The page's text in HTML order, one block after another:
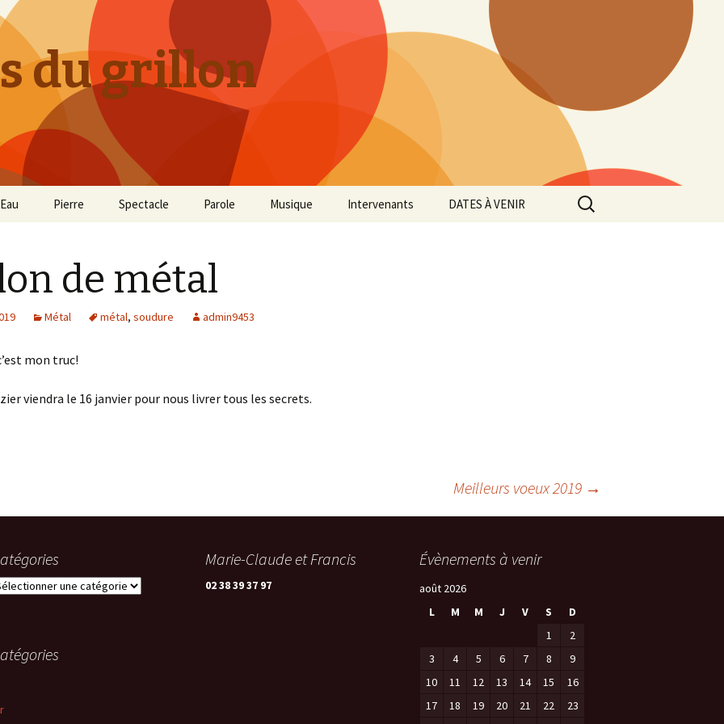
du grillon
Eau Pierre Spectacle Parole Musique Intervenants DATES À VENIR
Rechercher :
de métal
Métal métal, soudure admin9453
mon truc!
viendra le 16 janvier pour nous livrer tous les secrets.
Meilleurs voeux 2019 →
Marie-Claude et Francis
02 38 39 37 97
Évènements à venir
août 2026
L
M M J V S
D
1
2
3
4 5 6 7 8
9
10
11 12 13 14 15
16
17
18 19 20 21 22
23